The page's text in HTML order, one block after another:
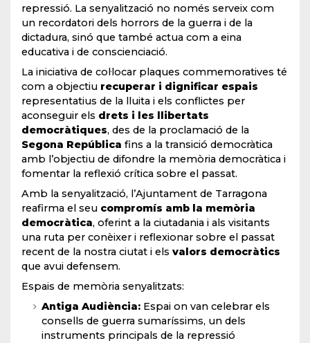
repressió. La senyalització no només serveix com
un recordatori dels horrors de la guerra i de la
dictadura, sinó que també actua com a eina
educativa i de conscienciació.
La iniciativa de col·locar plaques commemoratives té
com a objectiu recuperar i dignificar espais
representatius de la lluita i els conflictes per
aconseguir els drets i les llibertats
democràtiques, des de la proclamació de la
Segona República fins a la transició democràtica
amb l’objectiu de difondre la memòria democràtica i
fomentar la reflexió crítica sobre el passat.
Amb la senyalització, l’Ajuntament de Tarragona
reafirma el seu compromís amb la memòria
democràtica, oferint a la ciutadania i als visitants
una ruta per conèixer i reflexionar sobre el passat
recent de la nostra ciutat i els valors democràtics
que avui defensem.
Espais de memòria senyalitzats:
Antiga Audiència:Espai on van celebrar els
consells de guerra sumaríssims, un dels
instruments principals de la repressió